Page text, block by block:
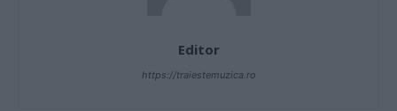
Editor
https://traiestemuzica.ro